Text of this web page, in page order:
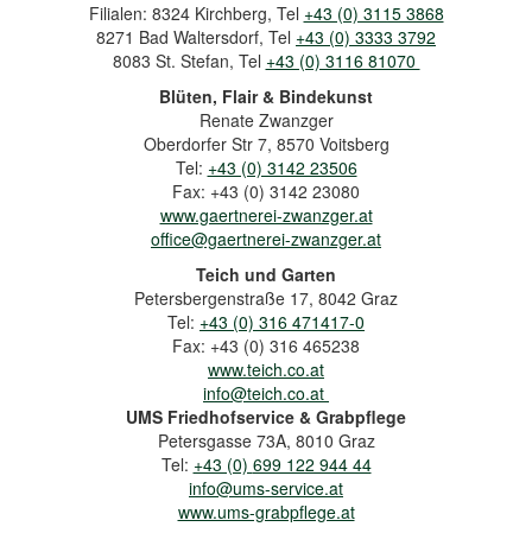
Filialen: 8324 Kirchberg, Tel +43 (0) 3115 3868
8271 Bad Waltersdorf, Tel +43 (0) 3333 3792
8083 St. Stefan, Tel +43 (0) 3116 81070
Blüten, Flair & Bindekunst
Renate Zwanzger
Oberdorfer Str 7, 8570 Voitsberg
Tel: +43 (0) 3142 23506
Fax: +43 (0) 3142 23080
www.gaertnerei-zwanzger.at
office@gaertnerei-zwanzger.at
Teich und Garten
Petersbergenstraße 17, 8042 Graz
Tel: +43 (0) 316 471417-0
Fax: +43 (0) 316 465238
www.teich.co.at
info@teich.co.at
UMS Friedhofservice & Grabpflege
Petersgasse 73A, 8010 Graz
Tel: +43 (0) 699 122 944 44
info@ums-service.at
www.ums-grabpflege.at